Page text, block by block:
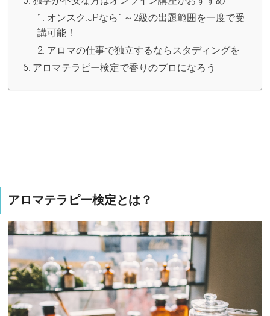
オンスク.JPなら1～2級の出題範囲を一度で受
講可能！
アロマの仕事で独立するならスタディングを
アロマテラピー検定で香りのプロになろう
アロマテラピー検定とは？